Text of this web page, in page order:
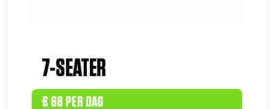
7-SEATER
€ 68 PER DAG